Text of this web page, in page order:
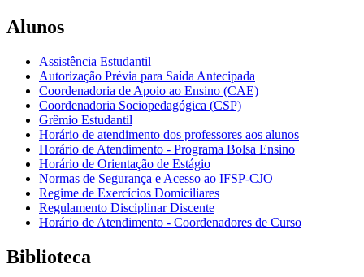
Alunos
Assistência Estudantil
Autorização Prévia para Saída Antecipada
Coordenadoria de Apoio ao Ensino (CAE)
Coordenadoria Sociopedagógica (CSP)
Grêmio Estudantil
Horário de atendimento dos professores aos alunos
Horário de Atendimento - Programa Bolsa Ensino
Horário de Orientação de Estágio
Normas de Segurança e Acesso ao IFSP-CJO
Regime de Exercícios Domiciliares
Regulamento Disciplinar Discente
Horário de Atendimento - Coordenadores de Curso
Biblioteca